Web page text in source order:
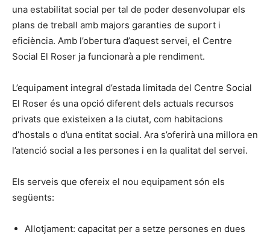
una estabilitat social per tal de poder desenvolupar els
plans de treball amb majors garanties de suport i
eficiència. Amb l’obertura d’aquest servei, el Centre
Social El Roser ja funcionarà a ple rendiment.
L’equipament integral d’estada limitada del Centre Social
El Roser és una opció diferent dels actuals recursos
privats que existeixen a la ciutat, com habitacions
d’hostals o d’una entitat social. Ara s’oferirà una millora en
l’atenció social a les persones i en la qualitat del servei.
Els serveis que ofereix el nou equipament són els
següents:
Allotjament: capacitat per a setze persones en dues